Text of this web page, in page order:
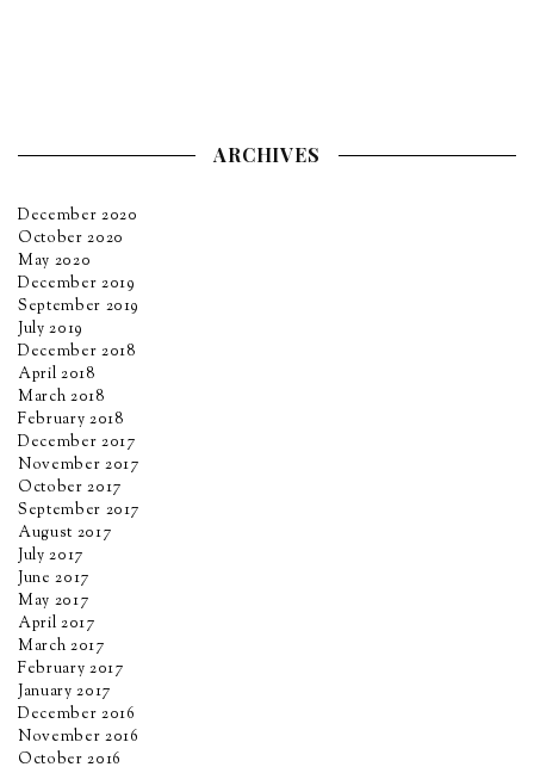
ARCHIVES
December 2020
October 2020
May 2020
December 2019
September 2019
July 2019
December 2018
April 2018
March 2018
February 2018
December 2017
November 2017
October 2017
September 2017
August 2017
July 2017
June 2017
May 2017
April 2017
March 2017
February 2017
January 2017
December 2016
November 2016
October 2016